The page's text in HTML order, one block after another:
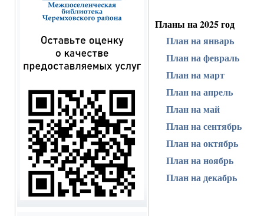
Планы на 2025 год
План на январь
План на февраль
План на март
План на апрель
План на май
План на сентябрь
План на октябрь
План на ноябрь
План на декабрь